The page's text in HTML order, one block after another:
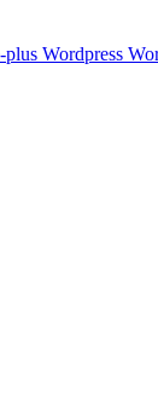
plus Wordpress